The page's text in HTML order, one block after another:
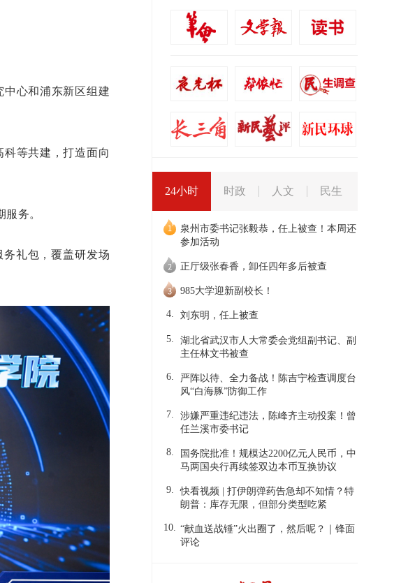
中心和浦东新区组建
等共建，打造面向
务。
礼包，覆盖研发场
24小时 时政 人文 民生
泉州市委书记张毅恭，任上被查！本周还
参加活动
正厅级张春香，卸任四年多后被查
985大学迎新副校长！
4. 刘东明，任上被查
5.
湖北省武汉市人大常委会党组副书记、副
主任林文书被查
6.
严阵以待、全力备战！陈吉宁检查调度台
风“白海豚”防御工作
7.
涉嫌严重违纪违法，陈峰齐主动投案！曾
任兰溪市委书记
8.
国务院批准！规模达2200亿元人民币，中
马两国央行再续签双边本币互换协议
9.
快看视频 | 打伊朗弹药告急却不知情？特
朗普：库存无限，但部分类型吃紧
10. “献血送战锤”火出圈了，然后呢？｜锋面
评论